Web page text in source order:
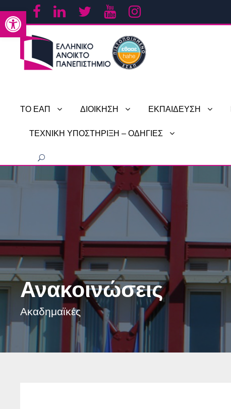
Ανοίξτε τη γραμμή εργαλείων
ΤΟ ΕΑΠ ΔΙΟΙΚΗΣΗ ΕΚΠΑΙΔΕΥΣΗ
ΤΕΧΝΙΚΗ ΥΠΟΣΤΗΡΙΞΗ – ΟΔΗΓΙΕΣ
Ανακοινώσεις
Ακαδημαϊκές